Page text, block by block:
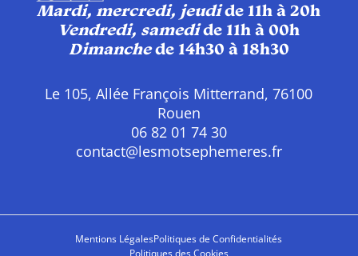
Mardi, mercredi, jeudide 11h à 20h
Vendredi, samedide 11h à 00h
Dimanchede 14h30 à 18h30
Le 105, Allée François Mitterrand, 76100
Rouen
06 82 01 74 30
contact@lesmotsephemeres.fr
Mentions LégalesPolitiques de Confidentialités
Politiques des Cookies